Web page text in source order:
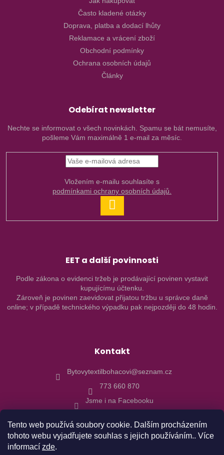
Tento web používá soubory cookie. Dalším procházením
tohoto webu vyjadřujete souhlas s jejich používáním.. Více
informací zde.
Často kladené otázky
Doprava, platba a dodací lhůty
Reklamace a vrácení zboží
Obchodní podmínky
Ochrana osobních údajů
Články
Odebírat newsletter
Nechte se informovat o všech novinkách. Spamu se bát nemusíte,
pošleme Vám maximálně 1 e-mail za měsíc.
podmínkami ochrany osobních údajů.
SE
EET a další povinnosti
Podle zákona o evidenci tržeb je prodávající povinen vystavit
kupujícímu účtenku.
Zároveň je povinen zaevidovat přijatou tržbu u správce daně
online; v případě technického výpadku pak nejpozději do 48 hodin.
Kontakt
Bytovytextilbohacovi@seznam.cz
773 660 870
Jsme i na Facebooku